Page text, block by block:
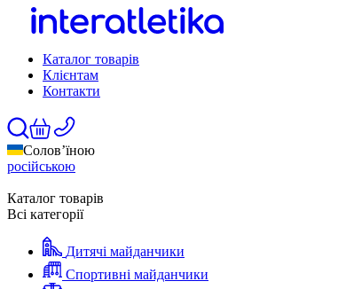
Каталог товарів
Клієнтам
Контакти
Солов’їною
російською
Каталог товарів
Всі категорії
Дитячі майданчики
Спортивні майданчики